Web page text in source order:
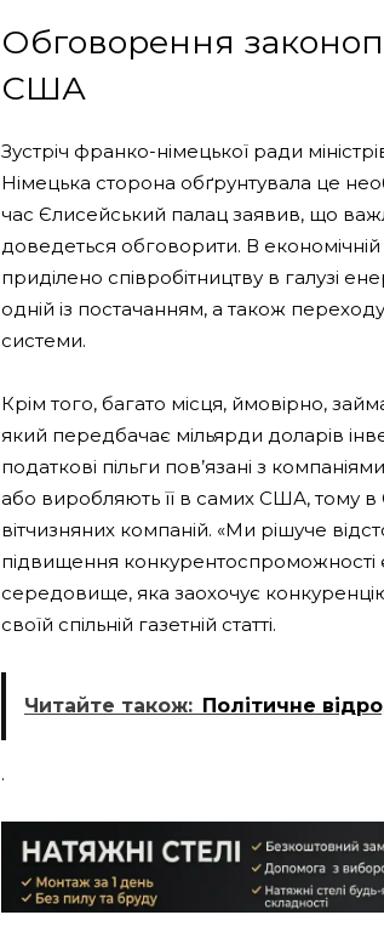
Обговорення
США
Зустріч франко-німецької ради
Німецька сторона обґрунтувала це
час Єлисейський палац заявив, що
доведеться обговорити. В
приділено співробітництву в галузі
одній із постачанням, а також
системи.
Крім того, багато місця, ймовірно,
який передбачає мільярди доларів
податкові пільги пов’язані з
або виробляють її в самих США, тому
вітчизняних компаній. «Ми рішуче
підвищення конкурентоспроможності
середовище, яка заохочує
своїй спільній газетній статті.
Читайте також: Політичне
.